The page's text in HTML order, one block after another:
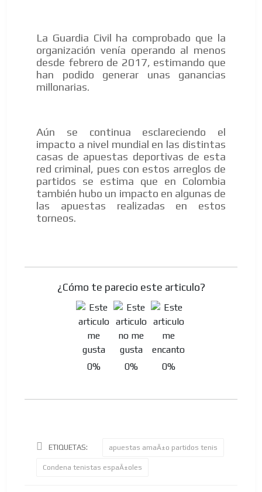
La Guardia Civil ha comprobado que la
organización venía operando al menos
desde febrero de 2017, estimando que
han podido generar unas ganancias
millonarias.
Aún se continua esclareciendo el
impacto a nivel mundial en las distintas
casas de apuestas deportivas de esta
red criminal, pues con estos arreglos de
partidos se estima que en Colombia
también hubo un impacto en algunas de
las apuestas realizadas en estos
torneos.
¿Cómo te parecio este articulo?
0% 0% 0%
ETIQUETAS: apuestas amaÃ±o partidos tenis
Condena tenistas espaÃ±oles